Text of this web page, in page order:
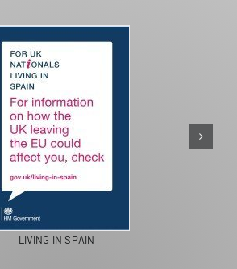
PASEOS EN CAMELLO